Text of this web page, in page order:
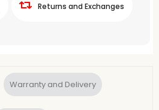
Returns and Exchanges
Warranty and Delivery